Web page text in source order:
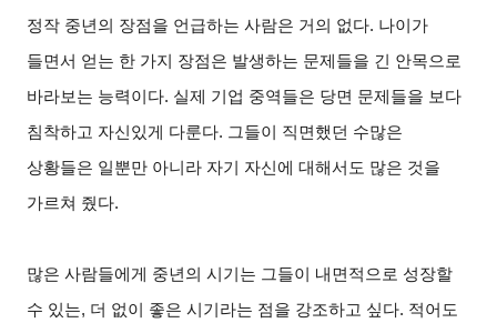
정작 중년의 장점을 언급하는 사람은 거의 없다. 나이가
들면서 얻는 한 가지 장점은 발생하는 문제들을 긴 안목으로
바라보는 능력이다. 실제 기업 중역들은 당면 문제들을 보다
침착하고 자신있게 다룬다. 그들이 직면했던 수많은
상황들은 일뿐만 아니라 자기 자신에 대해서도 많은 것을
가르쳐 줬다.
많은 사람들에게 중년의 시기는 그들이 내면적으로 성장할
수 있는, 더 없이 좋은 시기라는 점을 강조하고 싶다. 적어도